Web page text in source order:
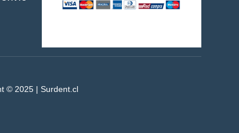
© 2025 | Surdent.cl